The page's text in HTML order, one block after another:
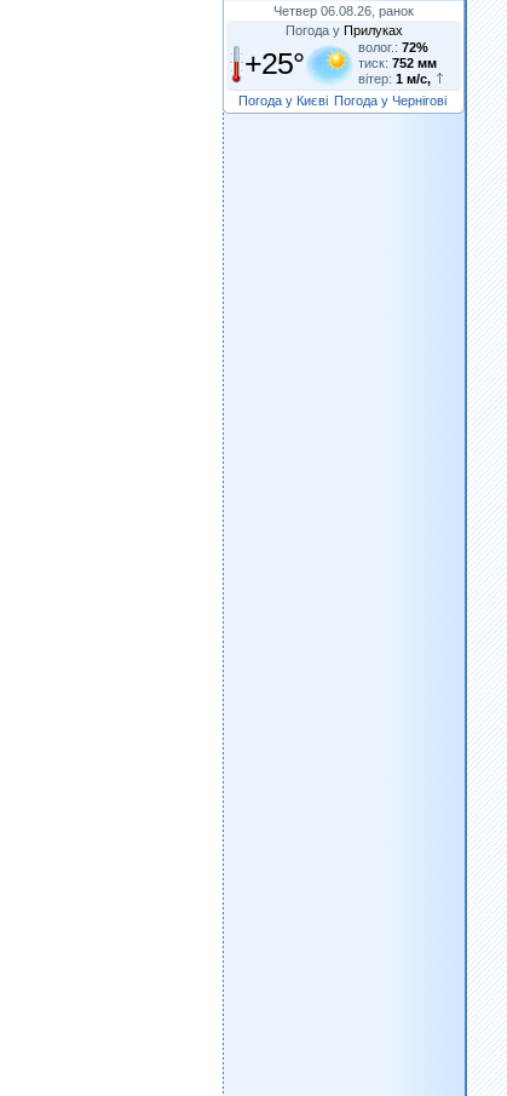
Четвер 06.08.26, ранок
Погода у Прилуках
+25° волог.: 72%
тиск: 752 мм
вітер: 1 м/с,
Погода у Києві Погода у Чернігові